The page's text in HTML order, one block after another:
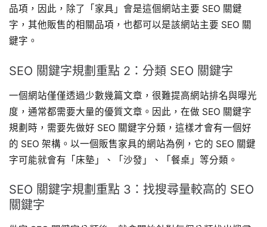
品項，因此，除了「家具」會是這個網站主要 SEO 關鍵
字，其他販售的相關品項，也都可以是該網站主要 SEO 關
鍵字。
SEO 關鍵字規劃重點 2：分類 SEO 關鍵字
一個網站僅僅透過少數幾篇文章，很難提高網站排名與曝光
度，通常都需要大量的優質文章。因此，在做 SEO 關鍵字
規劃時，需要先做好 SEO 關鍵字分類，這樣才會有一個好
的 SEO 架構。以一個販售家具的網站為例，它的 SEO 關鍵
字可能就會有「床墊」、「沙發」、「餐桌」等分類。
SEO 關鍵字規劃重點 3：找搜尋量較高的 SEO
關鍵字